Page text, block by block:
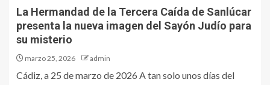
La Hermandad de la Tercera Caída de Sanlúcar
presenta la nueva imagen del Sayón Judío para
su misterio
marzo 25, 2026 admin
Cádiz, a 25 de marzo de 2026 A tan solo unos días del